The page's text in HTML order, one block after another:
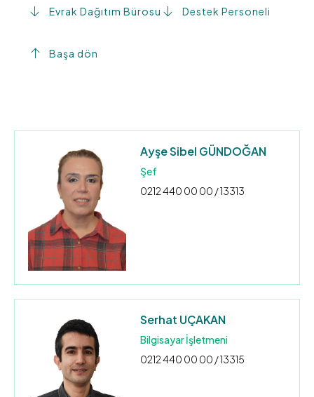
Evrak Dağıtım Bürosu Destek Personeli
Başa dön
Ayşe Sibel GÜNDOĞAN
Şef
0212 440 00 00 / 13313
Serhat UÇAKAN
Bilgisayar İşletmeni
0212 440 00 00 / 13315